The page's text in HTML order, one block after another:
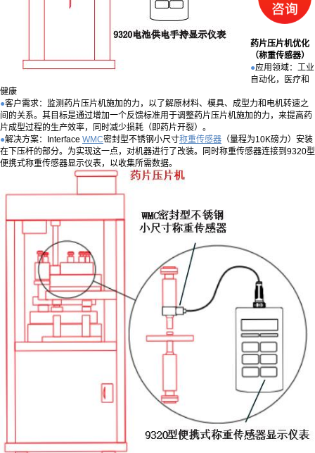
药片压片机优化
（称重传感器）
●应用领域：工业
自动化，医疗和
健康
●客户需求：监测药片压片机施加的力，以了解原材料、模具、成型力和电机转速之
间的关系。其目标是通过增加一个反馈标准用于调整药片压片机施加的力，来提高药
片成型过程的生产效率，同时减少损耗（即药片开裂）。
●解决方案：Interface WMC密封型不锈钢小尺寸称重传感器 （量程为10K磅力）安装
在下压杆的部分。为实现这一点，对机器进行了改装。同时称重传感器连接到9320型
便携式称重传感器显示仪表，以收集所需数据。